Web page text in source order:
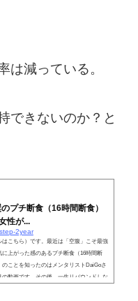
は減っている。
できないのか？と
プチ断食（16時間断食）
性が...
2year
こちら）です。最近は「空腹」こそ最強
上がった感のあるプチ断食（16時間断
ことを知ったのはメンタリストDaiGoさ
の動画です。その後、一生リバウンドしな